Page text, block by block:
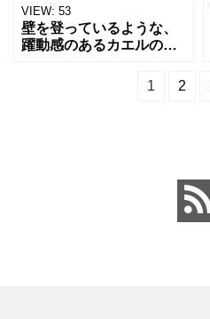
VIEW: 53
壁を登っているような、
躍動感のあるカエルのシ
吸盤のある長い指など、
1 2